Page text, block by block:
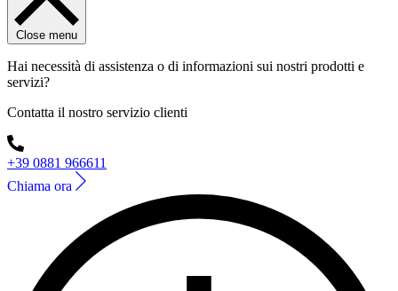
Close menu
Hai necessità di assistenza o di informazioni sui nostri prodotti e
servizi?
Contatta il nostro servizio clienti
+39 0881 966611
Chiama ora